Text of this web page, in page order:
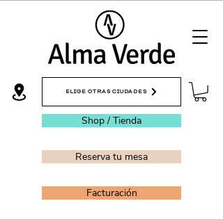
ELIGE OTRAS CIUDADES
Facturación
Reserva tu mesa
Shop / Tienda